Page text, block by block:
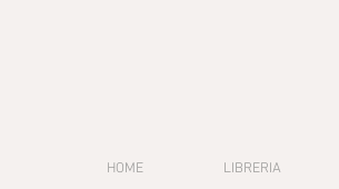
HOME LIBRERIA